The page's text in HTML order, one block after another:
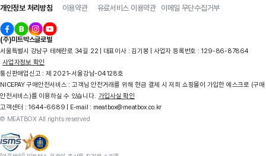
개인정보 처리방침 이용약관 유료서비스 이용약관 이메일 무단수집거부
(주)미트박스글로벌
서울특별시 강남구 테헤란로 34길 22 | 대표이사 : 김기봉 | 사업자 등록번호 : 129-86-87864
사업자정보 확인
통신판매업신고 : 제 2021-서울강남-04128호
NICEPAY 구매안전서비스 : 고객님 안전거래를 위해 현금 결제 시 저희 쇼핑몰이 가입한 에스크로 (구매
안전서비스)를 이용하실 수 있습니다. 가입사실 확인
고객센터 : 1644-6689 | E-mail : meatbox@meatbox.co.kr
© MEATBOX All rights reserved